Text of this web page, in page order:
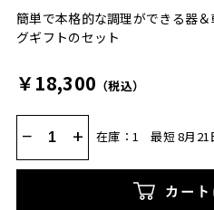
簡単で本格的な調理ができる器
グギフトのセット
￥18,300 （税込）
− + 在庫：1 最短 8月21